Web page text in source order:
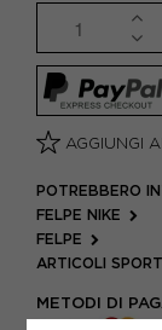
AGGIUNGI
POTREBBERO
FELPE NIKE
FELPE
ARTICOLI
METODI DI